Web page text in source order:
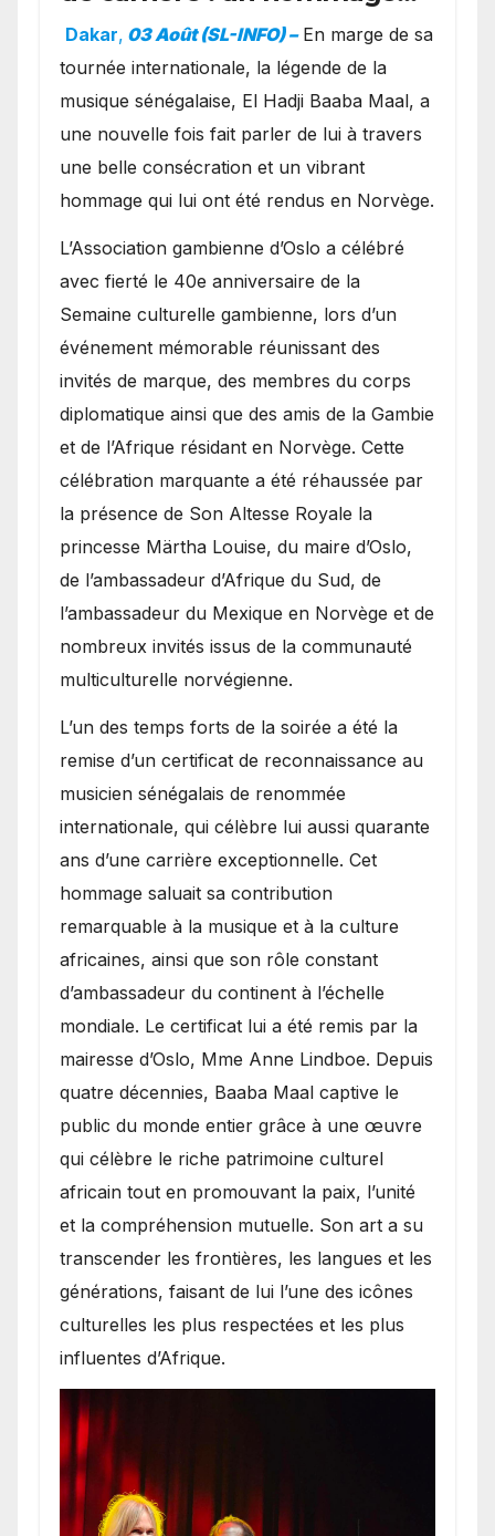
exceptionnel à Oslo en
présence de la famille
royale.
Dakar, 03 Août (SL-INFO) – ​En marge de sa
tournée internationale, la légende de la
musique sénégalaise, El Hadji Baaba Maal, a
une nouvelle fois fait parler de lui à travers
une belle consécration et un vibrant
hommage qui lui ont été rendus en Norvège.
​L’Association gambienne d’Oslo a célébré
avec fierté le 40e anniversaire de la
Semaine culturelle gambienne, lors d’un
événement mémorable réunissant des
invités de marque, des membres du corps
diplomatique ainsi que des amis de la Gambie
et de l’Afrique résidant en Norvège. Cette
célébration marquante a été réhaussée par
la présence de Son Altesse Royale la
princesse Märtha Louise, du maire d’Oslo,
de l’ambassadeur d’Afrique du Sud, de
l’ambassadeur du Mexique en Norvège et de
nombreux invités issus de la communauté
multiculturelle norvégienne.
​L’un des temps forts de la soirée a été la
remise d’un certificat de reconnaissance au
musicien sénégalais de renommée
internationale, qui célèbre lui aussi quarante
ans d’une carrière exceptionnelle. Cet
hommage saluait sa contribution
remarquable à la musique et à la culture
africaines, ainsi que son rôle constant
d’ambassadeur du continent à l’échelle
mondiale. Le certificat lui a été remis par la
mairesse d’Oslo, Mme Anne Lindboe. Depuis
quatre décennies, Baaba Maal captive le
public du monde entier grâce à une œuvre
qui célèbre le riche patrimoine culturel
africain tout en promouvant la paix, l’unité
et la compréhension mutuelle. Son art a su
transcender les frontières, les langues et les
générations, faisant de lui l’une des icônes
culturelles les plus respectées et les plus
influentes d’Afrique.